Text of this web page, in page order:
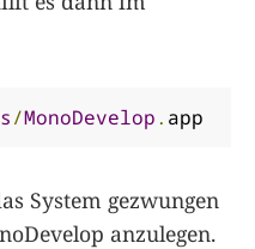
/MonoDevelop. app
System gezwungen
anzulegen.